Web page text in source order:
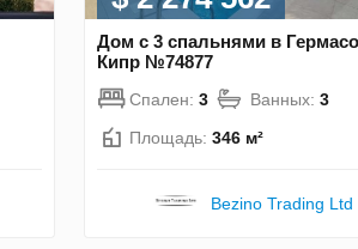
Дом с 3 спальнями в
Кипр №74877
Спален: 3 Ванных: 3
Площадь: 346 м²
Bezino Trading Ltd